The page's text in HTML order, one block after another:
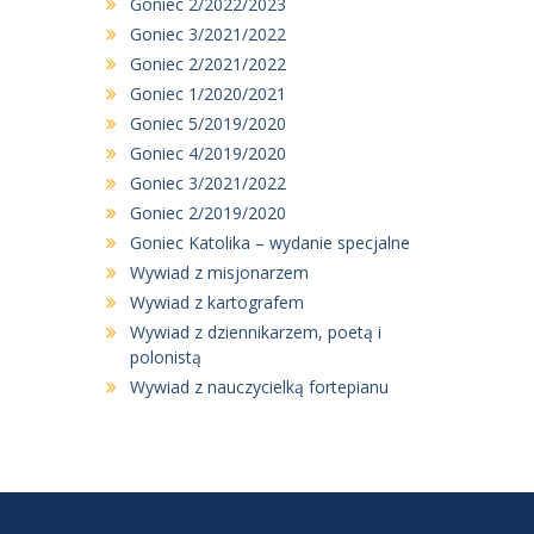
Goniec 3/2021/2022
Goniec 2/2021/2022
Goniec 1/2020/2021
Goniec 5/2019/2020
Goniec 4/2019/2020
Goniec 3/2021/2022
Goniec 2/2019/2020
Goniec Katolika – wydanie specjalne
Wywiad z misjonarzem
Wywiad z kartografem
Wywiad z dziennikarzem, poetą i
polonistą
Wywiad z nauczycielką fortepianu